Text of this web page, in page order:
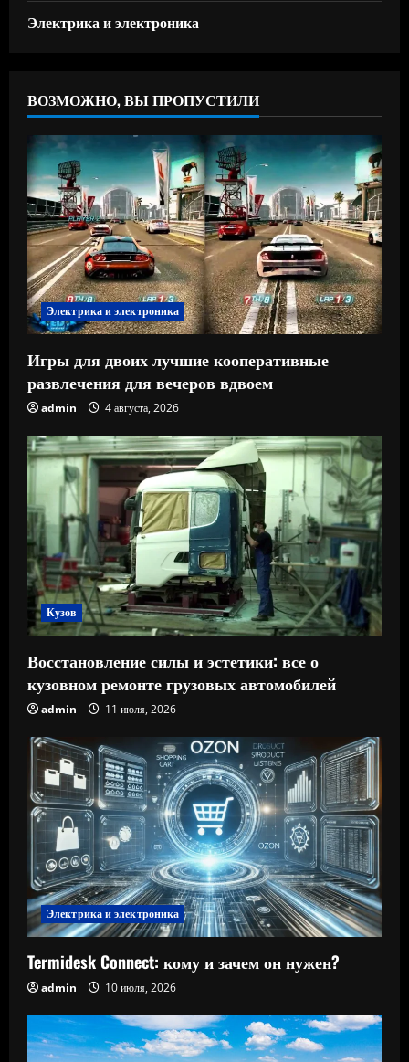
Электрика и электроника
ВОЗМОЖНО, ВЫ ПРОПУСТИЛИ
Электрика и электроника
Игры для двоих лучшие кооперативные
развлечения для вечеров вдвоем
admin 4 августа, 2026
Кузов
Восстановление силы и эстетики: все о
кузовном ремонте грузовых автомобилей
admin 11 июля, 2026
Электрика и электроника
Termidesk Connect: кому и зачем он нужен?
admin 10 июля, 2026